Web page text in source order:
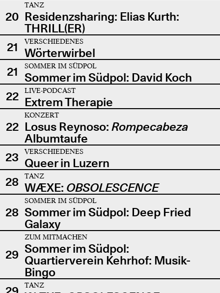
20
TANZ
Residenzsharing: Elias Kurth:
THRILL(ER)
21
VERSCHIEDENES
Wörterwirbel
21
SOMMER IM SÜDPOL
Sommer im Südpol: David Koch
22
LIVE-PODCAST
Extrem Therapie
22
KONZERT
Losus Reynoso: Rompecabeza
Albumtaufe
23
VERSCHIEDENES
Queer in Luzern
28
TANZ
WÆXE: OBSOLESCENCE
28
SOMMER IM SÜDPOL
Sommer im Südpol: Deep Fried
Galaxy
29
ZUM MITMACHEN
Sommer im Südpol:
Quartierverein Kehrhof: Musik-
Bingo
TANZ